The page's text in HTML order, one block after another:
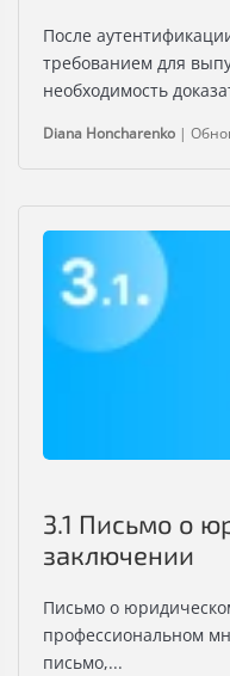
После
требованием для
необходимость
Diana Honcharenko |
3.1 Письмо о
заключении
Письмо о
профессиональном
письмо,...